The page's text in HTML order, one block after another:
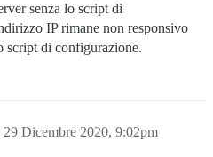
senza lo script di
IP rimane non responsivo
script di configurazione.
29 Dicembre 2020, 9:02pm